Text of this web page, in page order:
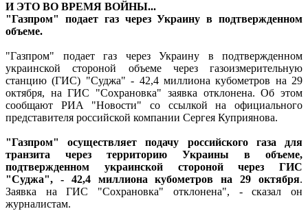
И ЭТО ВО ВРЕМЯ ВОЙНЫ...
"Газпром" подает газ через Украину в подтвержденном
объеме.
"Газпром" подает газ через Украину в подтвержденном
украинской стороной объеме через газоизмерительную
станцию (ГИС) "Суджа" - 42,4 миллиона кубометров на 29
октября, на ГИС "Сохрановка" заявка отклонена. Об этом
сообщают РИА "Новости" со ссылкой на официального
представителя российской компании Сергея Куприянова.
"Газпром" осуществляет подачу российского газа для
транзита через территорию Украины в объеме,
подтвержденном украинской стороной через ГИС
"Суджа", - 42,4 миллиона кубометров на 29 октября.
Заявка на ГИС "Сохрановка" отклонена", - сказал он
журналистам.